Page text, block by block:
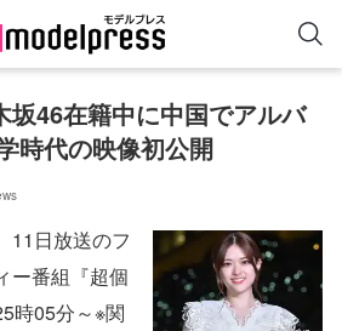
坂46在籍中に中国でアルバ
時代の映像初公開
11日放送のフ
ー番組『超個
時05分～※関